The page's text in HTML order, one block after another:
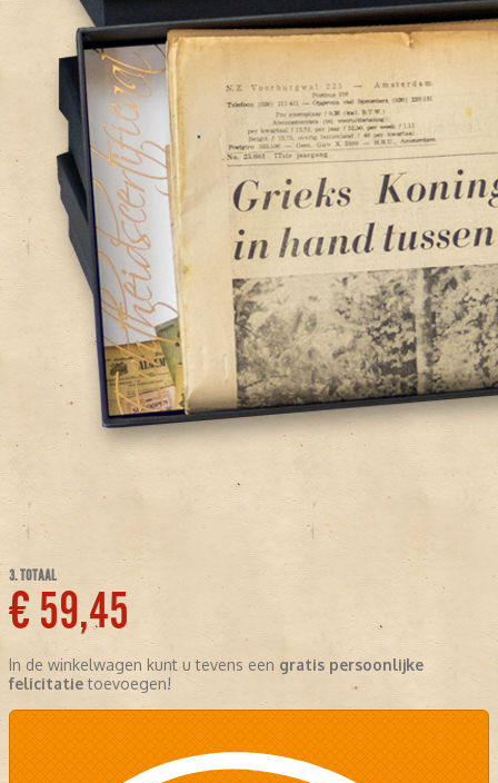
3. TOTAAL
€ 59,45
In de winkelwagen kunt u tevens een gratis persoonlijke
felicitatietoevoegen!